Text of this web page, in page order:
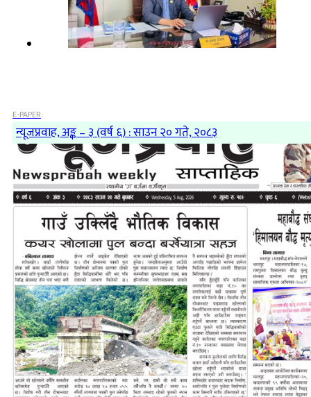
E-PAPER
न्यूजप्रवाह, अङ्क – ३ (वर्ष ६) : साउन २० गते, २०८३